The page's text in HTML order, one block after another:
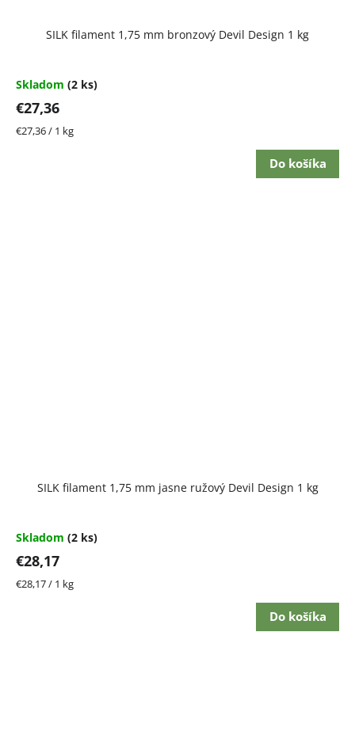
SILK filament 1,75 mm bronzový Devil Design 1 kg
Skladom (2 ks)
€27,36
Jednotková
€27,36 / 1 kg
Do košíka
SILK filament 1,75 mm jasne ružový Devil Design 1 kg
Skladom (2 ks)
€28,17
Jednotková
€28,17 / 1 kg
Do košíka